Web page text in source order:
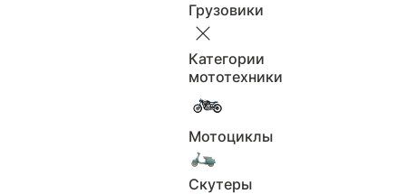
Грузовики
Категории
мототехники
Мотоциклы
Скутеры